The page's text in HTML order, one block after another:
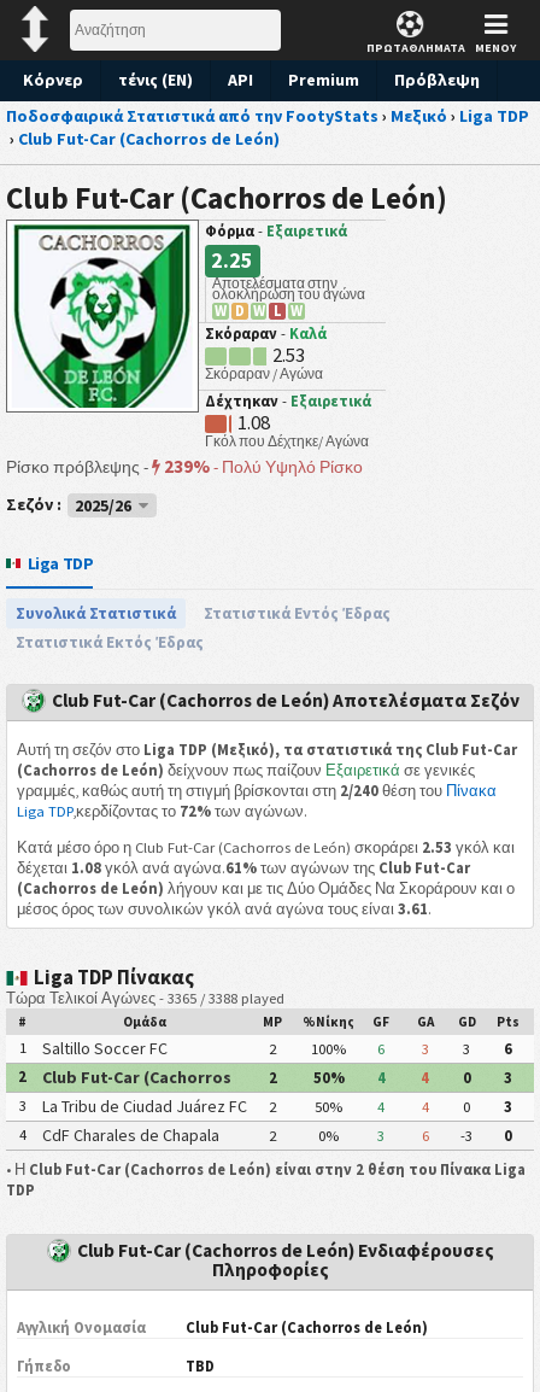
ΠΡΩΤΑΘΛΗΜΑΤΑ ΜΕΝΟΥ
Κόρνερ τένις (EN) API Premium
Πρόβλεψη
Ποδοσφαιρικά Στατιστικά από την FootyStats › Μεξικό › Liga TDP
› Club Fut-Car (Cachorros de León)
Club Fut-Car (Cachorros de León)
Φόρμα - Εξαιρετικά
2.25
Αποτελέσματα στην
ολοκλήρωση του αγώνα
W D W L W
Σκόραραν - Καλά
2.53
Σκόραραν / Αγώνα
Δέχτηκαν - Εξαιρετικά
1.08
Γκόλ που Δέχτηκε/ Αγώνα
Ρίσκο πρόβλεψης - 239%- Πολύ Υψηλό Ρίσκο
Σεζόν :
2025/26
Liga TDP
Συνολικά Στατιστικά
Στατιστικά Εντός Έδρας
Στατιστικά Εκτός Έδρας
Club Fut-Car (Cachorros de León) Αποτελέσματα Σεζόν
Αυτή τη σεζόν στο Liga TDP (Μεξικό), τα στατιστικά της Club Fut-Car
(Cachorros de León) δείχνουν πως παίζουν Εξαιρετικά σε γενικές
γραμμές, καθώς αυτή τη στιγμή βρίσκονται στη 2/240θέση του Πίνακα
Liga TDP,κερδίζοντας το 72%των αγώνων.
Κατά μέσο όρο η Club Fut-Car (Cachorros de León) σκοράρει 2.53 γκόλ και
δέχεται 1.08γκόλ ανά αγώνα.61%των αγώνων της Club Fut-Car
(Cachorros de León) λήγουν και με τις Δύο Ομάδες Να Σκοράρουν και ο
μέσος όρος των συνολικών γκόλ ανά αγώνα τους είναι 3.61.
Liga TDP Πίνακας
Τώρα Τελικοί Αγώνες - 3365 / 3388 played
# Ομάδα MP %Νίκης GF GA GD Pts
1 Saltillo Soccer FC 2 100% 6 3 3
6
2
Club Fut-Car (Cachorros
de León)
2 50% 4 4 0
3
3
La Tribu de Ciudad Juárez FC 2 50% 4 4 0
3
4
CdF Charales de Chapala 2 0% 3 6 -3
0
• Η Club Fut-Car (Cachorros de León) είναι στην 2 θέση του Πίνακα Liga
TDP
Club Fut-Car (Cachorros de León) Ενδιαφέρουσες
Πληροφορίες
Αγγλική Ονομασία Club Fut-Car (Cachorros de León)
Γήπεδο TBD